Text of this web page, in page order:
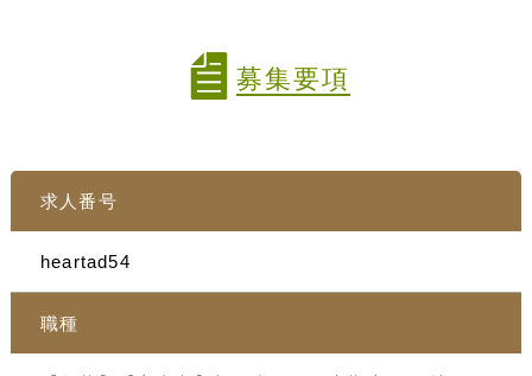
募集要項
求人番号
heartad54
職種